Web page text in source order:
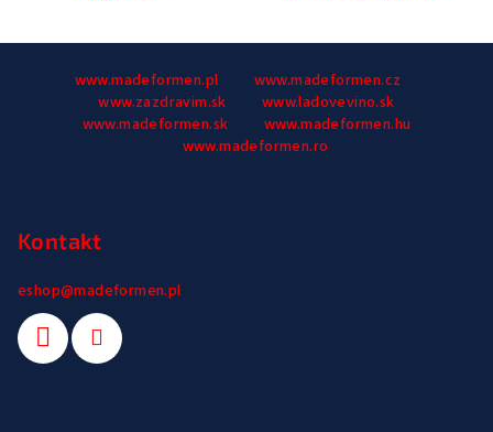
www.madeformen.pl
www.madeformen.cz
www.zazdravim.sk
www.ladovevino.sk
www.madeformen.sk
www.madeformen.hu
www.madeformen.ro
Kontakt
eshop@madeformen.pl